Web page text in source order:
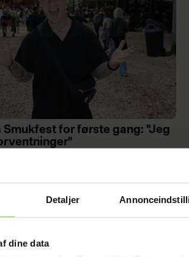
Detaljer
dine data
Smukfest for første gang: "Jeg